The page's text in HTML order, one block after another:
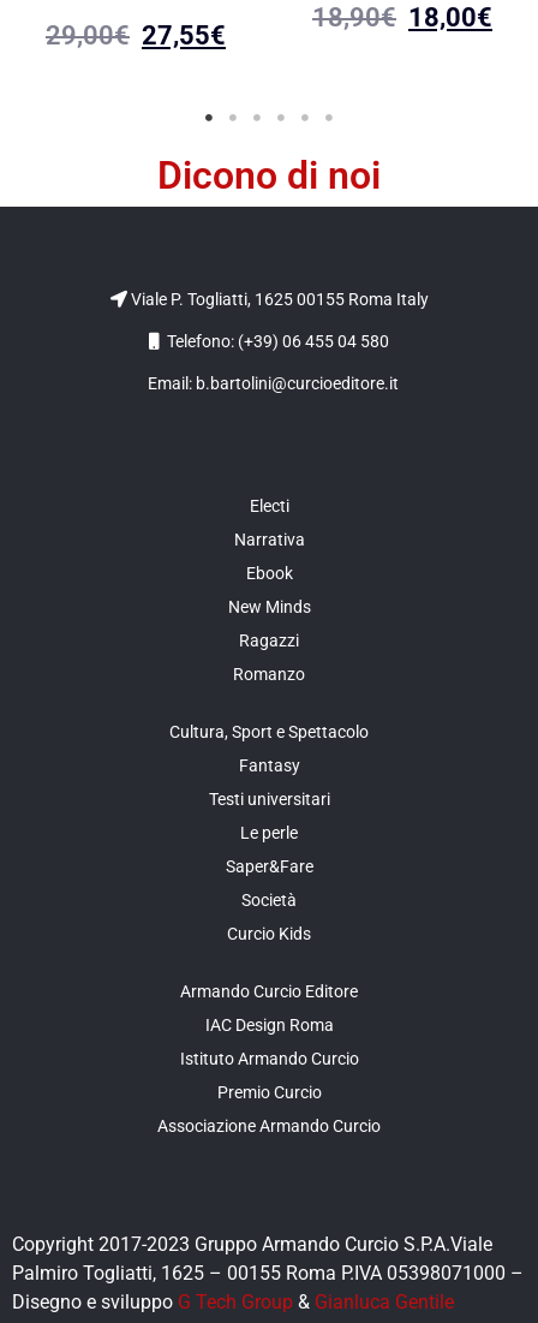
29,00€ 27,55€
18,90€ 18,00€
Dicono di noi
Viale P. Togliatti, 1625 00155 Roma Italy
Telefono: (+39) 06 455 04 580
Email: b.bartolini@curcioeditore.it
Electi
Narrativa
Ebook
New Minds
Ragazzi
Romanzo
Cultura, Sport e Spettacolo
Fantasy
Testi universitari
Le perle
Saper&Fare
Società
Curcio Kids
Armando Curcio Editore
IAC Design Roma
Istituto Armando Curcio
Premio Curcio
Associazione Armando Curcio
Copyright 2017-2023 Gruppo Armando Curcio S.P.A.Viale
Palmiro Togliatti, 1625 – 00155 Roma P.IVA 05398071000 –
Disegno e sviluppo G Tech Group & Gianluca Gentile